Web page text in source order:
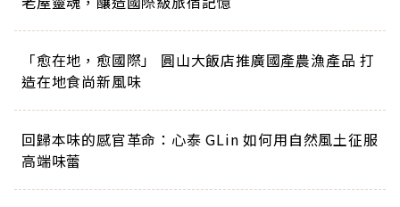
「愈在地，愈國際」 圓山大飯店推廣國產農漁產品 打
造在地食尚新風味
回歸本味的感官革命：心泰 GLin 如何用自然風土征服
高端味蕾